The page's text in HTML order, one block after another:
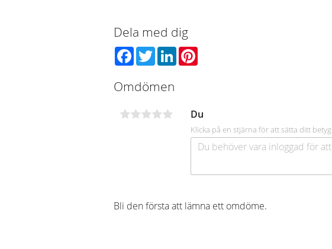
Dela med dig
Facebook
TwitterLinkedIn
Omdömen
Du
Klicka på en stjärna för att sätta ditt betyg
Bli den första att lämna ett omdöme.